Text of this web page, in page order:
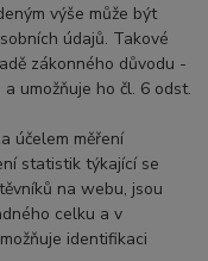
výše může být
údajů. Takové
zákonného důvodu -
umožňuje ho čl. 6 odst.
účelem měření
statistik týkající se
na webu, jsou
celku a v
identifikaci